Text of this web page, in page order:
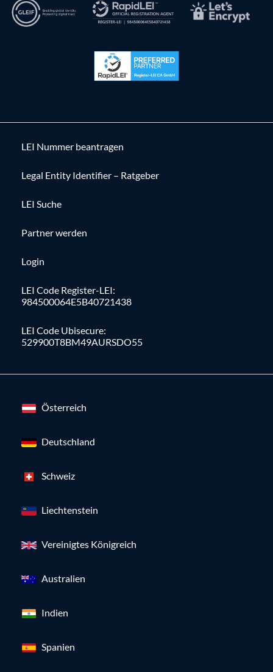
LEI Nummer beantragen
Legal Entity Identifier – Ratgeber
LEI Suche
Partner werden
Login
LEI Code Register-LEI:
984500064E5B40721438
LEI Code Ubisecure:
529900T8BM49AURSDO55
Österreich
Deutschland
Schweiz
Liechtenstein
Vereinigtes Königreich
Australien
Indien
Spanien